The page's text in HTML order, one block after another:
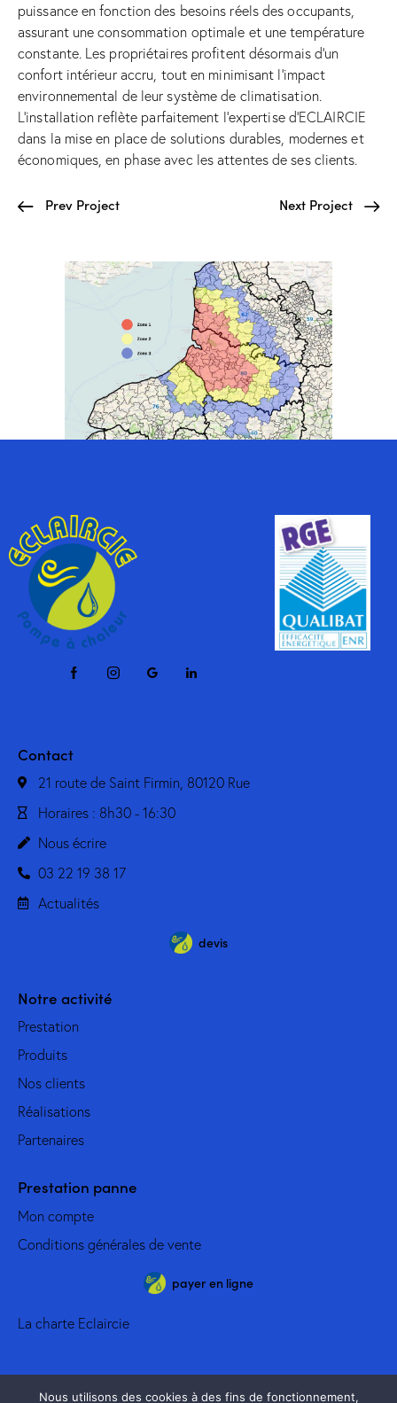
puissance en fonction des besoins réels des occupants,
assurant une consommation optimale et une température
constante. Les propriétaires profitent désormais d’un
confort intérieur accru, tout en minimisant l’impact
environnemental de leur système de climatisation.
L’installation reflète parfaitement l’expertise d’ECLAIRCIE
dans la mise en place de solutions durables, modernes et
économiques, en phase avec les attentes de ses clients.
Prev Project Next Project
Contact
21 route de Saint Firmin, 80120 Rue
Horaires : 8h30 - 16:30
Nous écrire
03 22 19 38 17
Actualités
devis
Notre activité
Prestation
Produits
Nos clients
Réalisations
Partenaires
Prestation panne
Mon compte
Conditions générales de vente
payer en ligne
La charte Eclaircie
Nous utilisons des cookies à des fins de fonctionnement,